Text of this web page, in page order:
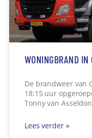
WONINGBRAND IN
De brandweer van
18:15 uur
Tonny van
Lees verder »